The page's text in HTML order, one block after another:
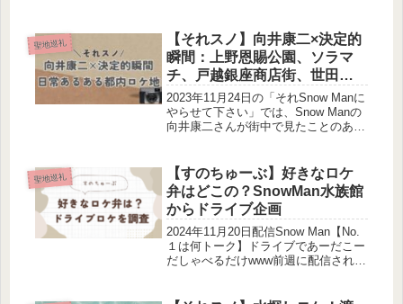
店？食べたメニューは？調査しまし
た！この記事でわかることSno...
聖地巡礼
【それスノ】向井康二×決定的
瞬間：上野恩賜公園、ソラマ
チ、戸越銀座商店街、世田谷
代田、六本木｜SnowManロケ
地
2023年11月24日の「それSnow Manに
やらせて下さい」では、Snow Manの
向井康二さんが街中で見たことのある
第1弾企画です！今回はそのロケ地に
ついてまとめます...
聖地巡礼
【すのちゅーぶ】好きなロケ
弁はどこの？SnowMan水族館
からドライブ企画
2024年11月20日配信Snow Man【No.
１は何トーク】ドライブであーだこー
だしゃべるだけwww前週に配信された